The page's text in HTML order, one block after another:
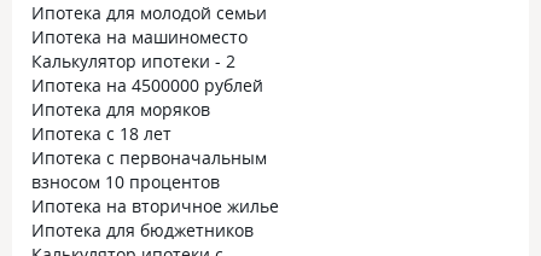
Ипотека для молодой семьи
Ипотека на машиноместо
Калькулятор ипотеки - 2
Ипотека на 4500000 рублей
Ипотека для моряков
Ипотека с 18 лет
Ипотека с первоначальным
взносом 10 процентов
Ипотека на вторичное жилье
Ипотека для бюджетников